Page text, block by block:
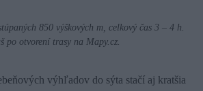
850 výškových m, celkový čas 3 – 4 h.
po otvorení trasy na Mapy.cz.
výhľadov do sýta stačí aj kratšia